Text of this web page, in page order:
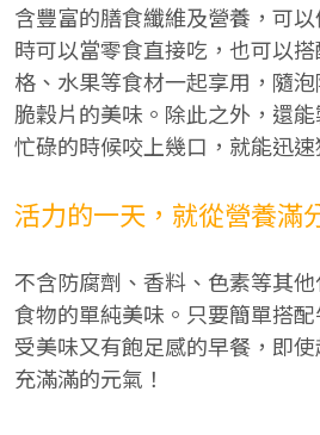
含豐富的膳食纖維及營養，可
時可以當零食直接吃，也可以
格、水果等食材一起享用，隨
脆穀片的美味。除此之外，還
忙碌的時候咬上幾口，就能迅速
活力的一天，就從營養滿
不含防腐劑、香料、色素等其
食物的單純美味。只要簡單搭
受美味又有飽足感的早餐，即
充滿滿的元氣！